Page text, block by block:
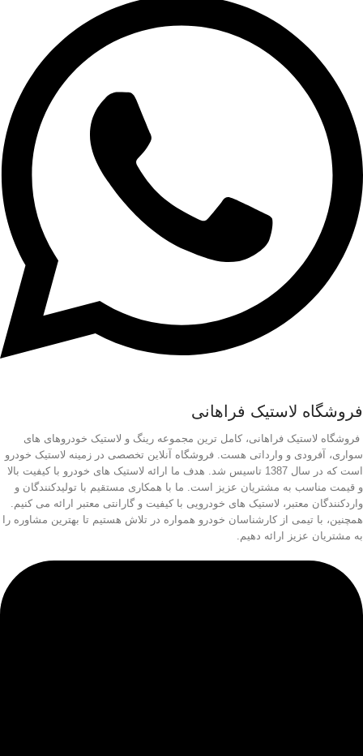
فروشگاه لاستیک فراهانی
فروشگاه لاستیک فراهانی، کامل ترین مجموعه رینگ و لاستیک خودروهای های
سواری، آفرودی و وارداتی هست. فروشگاه آنلاین تخصصی در زمینه لاستیک خودرو
است که در سال 1387 تاسیس شد. هدف ما ارائه لاستیک های خودرو با کیفیت بالا
و قیمت مناسب به مشتریان عزیز است. ما با همکاری مستقیم با تولیدکنندگان و
واردکنندگان معتبر، لاستیک های خودرویی با کیفیت و گارانتی معتبر ارائه می کنیم.
همچنین، با تیمی از کارشناسان خودرو همواره در تلاش هستیم تا بهترین مشاوره را
به مشتریان عزیز ارائه دهیم.